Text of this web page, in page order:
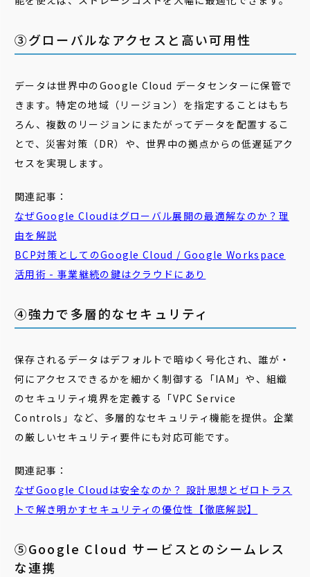
③グローバルなアクセスと高い可用性
データは世界中のGoogle Cloud データセンターに保管で
きます。特定の地域（リージョン）を指定することはもち
ろん、複数のリージョンにまたがってデータを配置するこ
とで、災害対策（DR）や、世界中の拠点からの低遅延アク
セスを実現します。
関連記事：
なぜGoogle Cloudはグローバル展開の最適解なのか？理
由を解説
BCP対策としてのGoogle Cloud / Google Workspace
活用術 - 事業継続の鍵はクラウドにあり
④強力で多層的なセキュリティ
保存されるデータはデフォルトで暗ゆく号化され、誰が・
何にアクセスできるかを細かく制御する「IAM」や、組織
のセキュリティ境界を定義する「VPC Service
Controls」など、多層的なセキュリティ機能を提供。企業
の厳しいセキュリティ要件にも対応可能です。
関連記事：
なぜGoogle Cloud は安全なのか？ 設計思想とゼロトラス
トで解き明かすセキュリティ の優位性【徹底解説】
⑤Google Cloud サービスとのシームレス
な連携